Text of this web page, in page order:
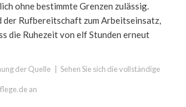
ohne bestimmte Grenzen zulässig.
der Rufbereitschaft zum Arbeitseinsatz,
die Ruhezeit von elf Stunden erneut
der Quelle Sehen Sie sich die vollständige
an